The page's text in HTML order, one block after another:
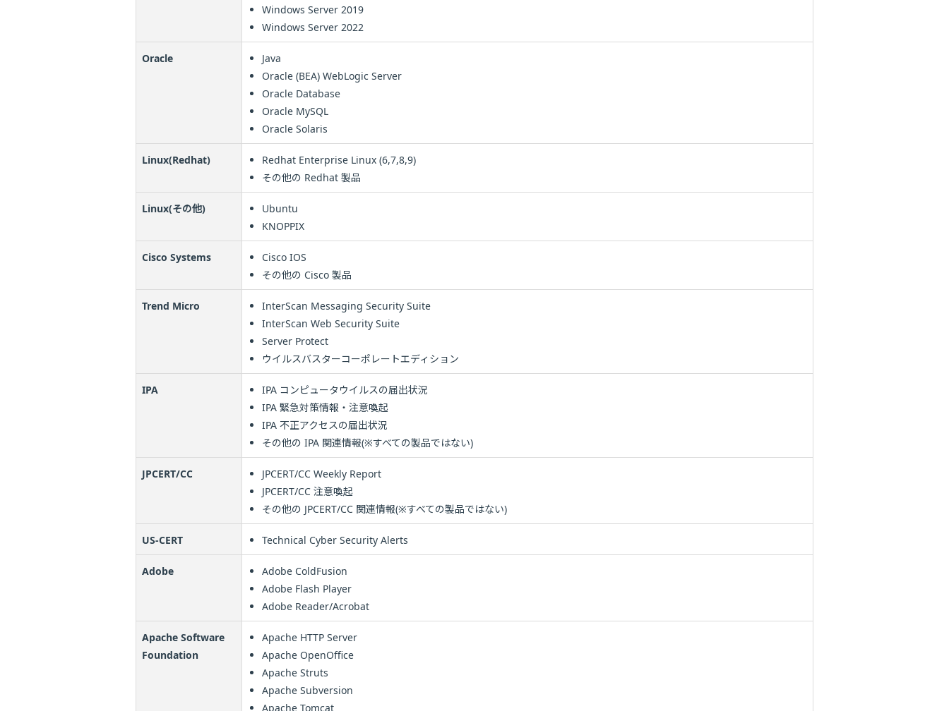
Windows Server 2019
Windows Server 2022
Oracle
Java
Oracle (BEA) WebLogic Server
Oracle Database
Oracle MySQL
Oracle Solaris
Linux(Redhat)
Redhat Enterprise Linux (6,7,8,9)
その他の Redhat 製品
Linux(その他)
Ubuntu
KNOPPIX
Cisco Systems
Cisco IOS
その他の Cisco 製品
Trend Micro
InterScan Messaging Security Suite
InterScan Web Security Suite
Server Protect
ウイルスバスターコーポレートエディション
IPA
IPA コンピュータウイルスの届出状況
IPA 緊急対策情報・注意喚起
IPA 不正アクセスの届出状況
その他の IPA 関連情報(※すべての製品ではない)
JPCERT/CC
JPCERT/CC Weekly Report
JPCERT/CC 注意喚起
その他の JPCERT/CC 関連情報(※すべての製品ではない)
US-CERT Technical Cyber Security Alerts
Adobe
Adobe ColdFusion
Adobe Flash Player
Adobe Reader/Acrobat
Apache Software
Foundation
Apache HTTP Server
Apache OpenOffice
Apache Struts
Apache Subversion
Apache Tomcat